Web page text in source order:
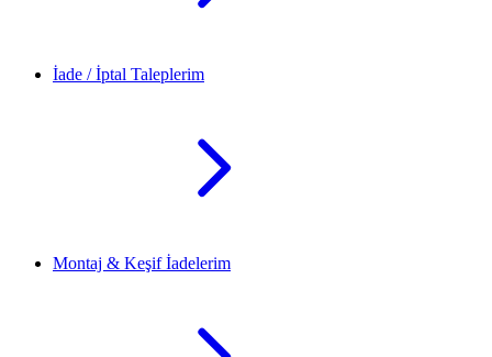
İade / İptal Taleplerim
Montaj & Keşif İadelerim